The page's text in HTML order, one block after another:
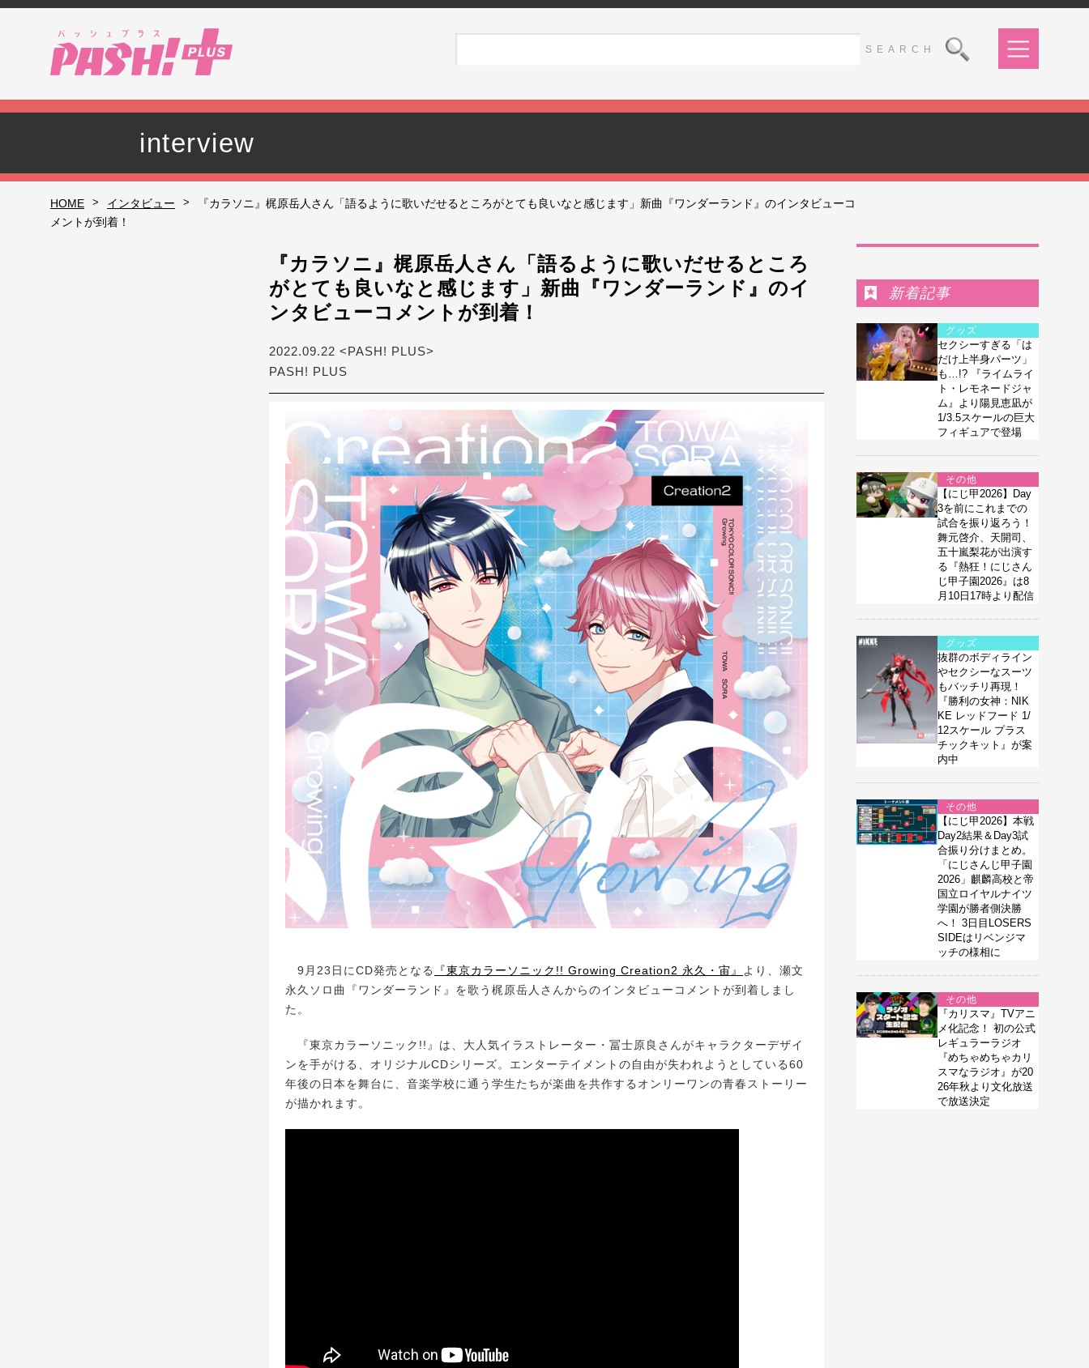
interview
HOME > インタビュー >
『カラソニ』梶原岳人さん「語るように歌いだせるところがとても良いなと感じます」新曲『ワンダーランド』のインタビューコ
メントが到着！
『カラソニ』梶原岳人さん「語るように歌いだせるところ
がとても良いなと感じます」新曲『ワンダーランド』のイ
ンタビューコメントが到着！
2022.09.22 <PASH! PLUS>
PASH! PLUS
9月23日にCD発売となる 『東京カラーソニック!! Growing Creation2 永久・宙』
より、瀬文
永久ソロ曲『ワンダーランド』を歌う梶原岳人さんからのインタビューコメントが到着しまし
た。
『東京カラーソニック!!』は、大人気イラストレーター・冨士原良さんがキャラクターデザイ
ンを手がける、オリジナルCDシリーズ。エンターテイメントの自由が失われようとしている60
年後の日本を舞台に、音楽学校に通う学生たちが楽曲を共作するオンリーワンの青春ストーリー
が描かれます。
新着記事
グッズ
セクシーすぎる「は
だけ上半身パーツ」
も…!? 『ライムライ
ト・レモネードジャ
ム』より陽見恵凪が
1/3.5スケールの巨大
フィギュアで登場
その他
【にじ甲2026】Day
3を前にこれまでの
試合を振り返ろう！
舞元啓介、天開司、
五十嵐梨花が出演す
る『熱狂！にじさん
じ甲子園2026』は8
月10日17時より配信
グッズ
抜群のボディライン
やセクシーなスーツ
もバッチリ再現！
『勝利の女神：NIK
KE レッドフード 1/
12スケール プラス
チックキット』が案
内中
その他
【にじ甲2026】本戦
Day2結果＆Day3試
合振り分けまとめ。
「にじさんじ甲子園
2026」麒麟高校と帝
国立ロイヤルナイツ
学園が勝者側決勝
へ！ 3日目LOSERS
SIDEはリベンジマ
ッチの様相に
その他
『カリスマ』TVアニ
メ化記念！ 初の公式
レギュラーラジオ
『めちゃめちゃカリ
スマなラジオ』が20
26年秋より文化放送
で放送決定